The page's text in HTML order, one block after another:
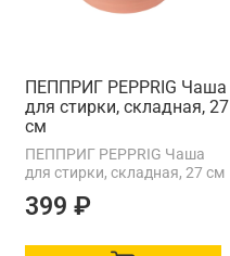
ПЕППРИГ PEPPRIG Чаша
для стирки, складная, 27
см
ПЕППРИГ PEPPRIG Чаша
для стирки, складная, 27 см
399 ₽